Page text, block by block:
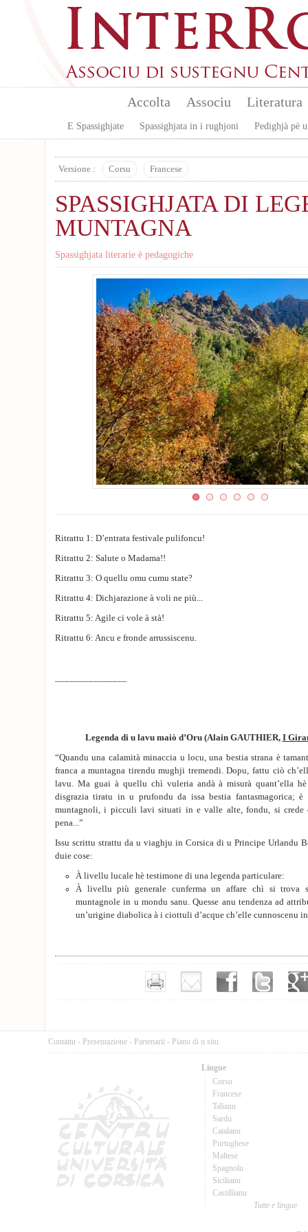
Accolta Associu Literatura
E Spassighjate Spassighjata in i rughjoni Pedighjà pè
Versione : Corsu Francese
SPASSIGHJATA DI
MUNTAGNA
Spassighjata literarie è pedagogiche
Ritrattu 1: D’entrata festivale pulifoncu!
Ritrattu 2: Salute o Madama!!
Ritrattu 3: O quellu omu cumu state?
Ritrattu 4: Dichjarazione à voli ne più...
Ritrattu 5: Agile ci vole à stà!
Ritrattu 6: Ancu e fronde arrussiscenu.
Legenda di u lavu maiò d’Oru (Alain GAUTHIER, I
“Quandu una calamità minaccia u locu, una bestia strana è
franca a muntagna tirendu mughji tremendi. Dopu, fattu ciò
lavu. Ma guai à quellu chì vuleria andà à misurà quant’ella hè
disgrazia tiratu in u prufondu da issa bestia fantasmagorica;
muntagnoli, i picculi lavi situati in e valle alte, fondu, si crede
pena...”
Issu scrittu strattu da u viaghju in Corsica di u Principe Urlandu
duie cose:
À livellu lucale hè testimone di una legenda particulare:
À livellu più generale cunferma un affare chì si trova
muntagnole in u mondu sanu. Quesse anu tendenza ad
un’urigine diabolica à i ciottuli d’acque ch’elle cunnoscenu
Cuntattu - Presentazione - Partenarii - Pianu di u situ
Lingue
Corsu
Francese
Talianu
Sardu
Catalanu
Purtughese
Maltese
Spagnolu
Sicilianu
Castillianu
Tutte e lingue